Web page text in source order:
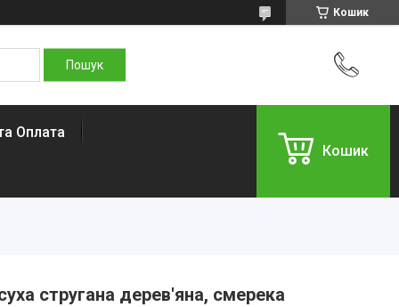
Кошик
Оплата
Кошик
стругана дерев'яна, смерека